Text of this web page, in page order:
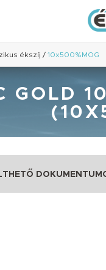
ékszíj / 10x500%MOG
GOLD